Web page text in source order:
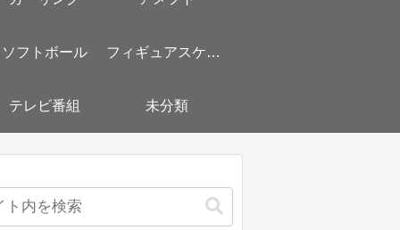
ソフトボール フィギュアスケート
テレビ番組 未分類